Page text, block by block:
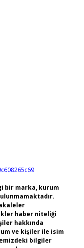
bir marka, kurum
haber niteliği
hakkında
ve kişiler ile isim
bilgiler